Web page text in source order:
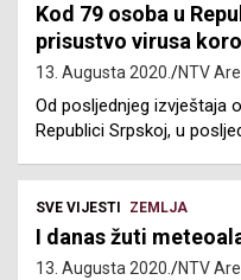
Kod 79 osoba u
prisustvo virusa
13. Augusta 2020. NTV
Od posljednjeg izvještaja
Republici Srpskoj, u
SVE VIJESTI ZEMLJA
I danas žuti
13. Augusta 2020. NTV